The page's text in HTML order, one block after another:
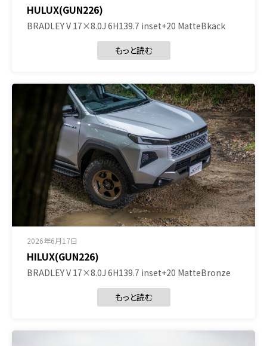
HULUX(GUN226)
BRADLEY V 17×8.0J 6H139.7 inset+20 MatteBkack
もっと読む
2026年6月17日
HILUX(GUN226)
BRADLEY V 17×8.0J 6H139.7 inset+20 MatteBronze
もっと読む